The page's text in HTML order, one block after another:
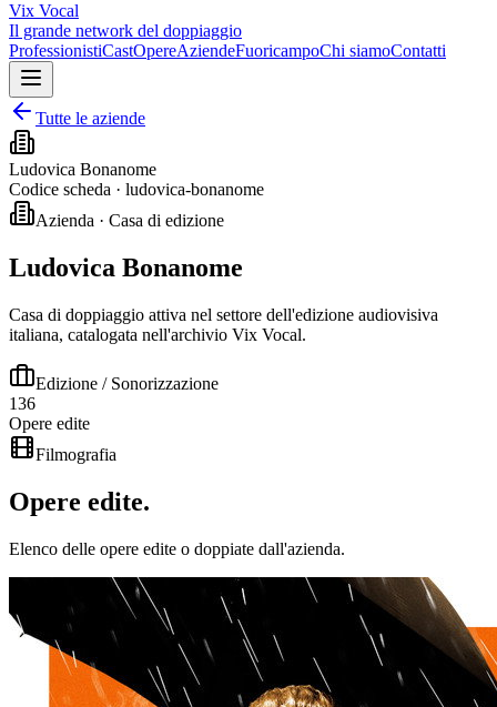
Vix Vocal
Il grande network del doppiaggio
ProfessionistiCastOpereAziendeFuoricampoChi siamoContatti
Tutte le aziende
Ludovica Bonanome
Codice scheda · ludovica-bonanome
Azienda · Casa di edizione
Ludovica Bonanome
Casa di doppiaggio attiva nel settore dell'edizione audiovisiva
italiana, catalogata nell'archivio Vix Vocal.
Edizione / Sonorizzazione
136
Opere edite
Filmografia
Opere edite.
Elenco delle opere edite o doppiate dall'azienda.